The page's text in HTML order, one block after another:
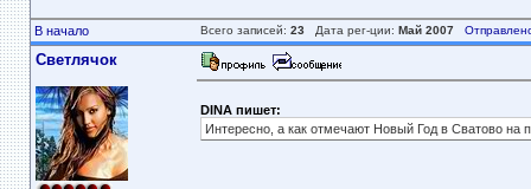
В начало Всего записей: 23Дата рег-ции: Май 2007
Светлячок
DINA пишет:
Интересно, а как отмечают Новый Год в Сватово на